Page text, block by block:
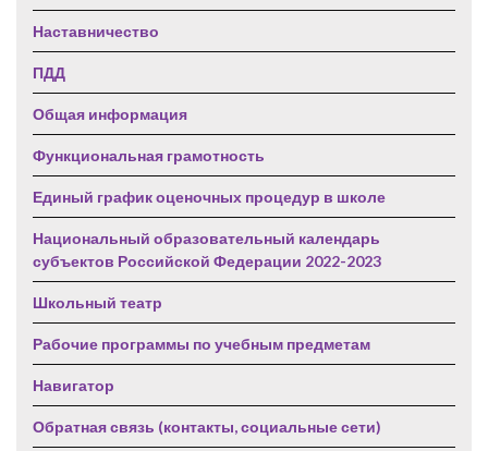
Наставничество
ПДД
Общая информация
Функциональная грамотность
Единый график оценочных процедур в школе
Национальный образовательный календарь
субъектов Российской Федерации 2022-2023
Школьный театр
Рабочие программы по учебным предметам
Навигатор
Обратная связь (контакты, социальные сети)